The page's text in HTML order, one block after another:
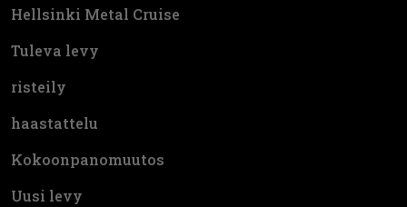
Hellsinki Metal Cruise
Tuleva levy
risteily
haastattelu
Kokoonpanomuutos
Uusi levy